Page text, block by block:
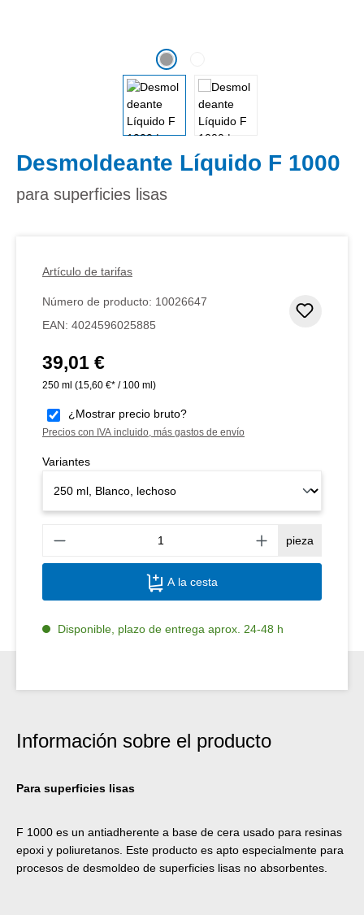
Desmoldeante Líquido F 1000
para superficies lisas
Artículo de tarifas
Número de producto: 10026647
EAN: 4024596025885
Precio normal:
39,01 €
250 ml (15,60 €* / 100 ml)
¿Mostrar precio bruto?
Precios con IVA incluido, más gastos de envío
Variantes
pieza
A la cesta
Disponible, plazo de entrega aprox. 24-48 h
Información sobre el producto
Para superficies lisas
F 1000 es un antiadherente a base de cera usado para resinas
epoxi y poliuretanos. Este producto es apto especialmente para
procesos de desmoldeo de superficies lisas no absorbentes.